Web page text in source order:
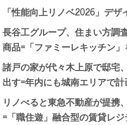
「性能向上リノベ2026」デザ
長谷工グループ、住まい方調
商品=「ファミーレキッチン
諸戸の家が代々木上原で邸宅
出す=年内にも城南エリアで計
リノべると東急不動産が提携
=「職住遊」融合型の賃貸レ